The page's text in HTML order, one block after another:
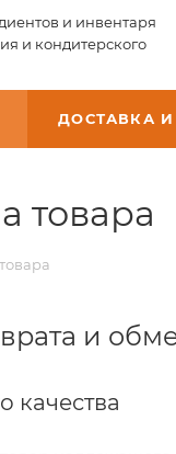
и инвентаря
и кондитерского
ДОСТАВКА
товара
и
качества